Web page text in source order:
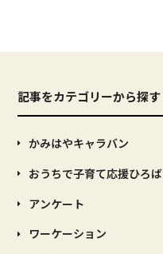
記事をカテゴリーから探す
かみはやキャラバン
おうちで子育て応援ひろば
アンケート
ワーケーション